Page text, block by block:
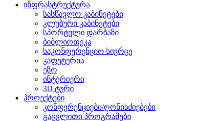
ინფრასტრუქტურა
სასწავლო კაბინეტები
კლუბური კაბინეტები
სპორტული დარბაზი
ბიბლიოთეკა
საკონფერენციო სივრცე
კაფეტერია
ეზო
ინტერიერი
3D ტური
პროექტები
კონფერენციები/ღონისძიებები
გაცვლითი პროგრამები